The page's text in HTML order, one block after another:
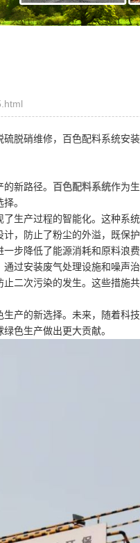
硫脱硝维修，百色配料系统安
新路径。
百色配料系统作为
。
生产过程的智能化。这种系
，防止了粉尘的外溢，既保
步降低了能源消耗和原料浪费
过安装废气处理设施和噪声
二次污染的发生。这些措施
产的新选择。未来，随着科
色生产做出更大贡献。